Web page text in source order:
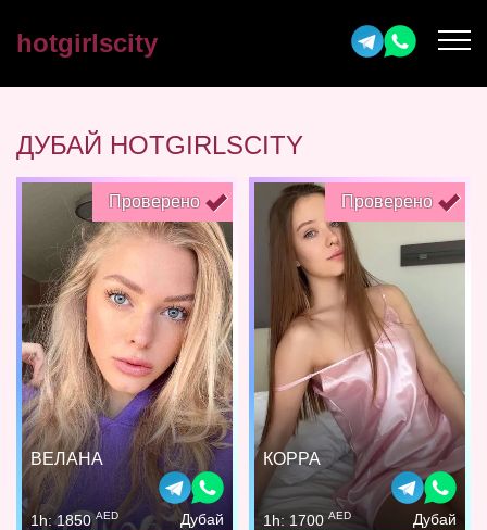
hotgirlscity
ДУБАЙ HOTGIRLSCITY
Проверено
ВЕЛАНА
1h: 1850AED Дубай
Проверено
КОРРА
1h: 1700 AED Дубай